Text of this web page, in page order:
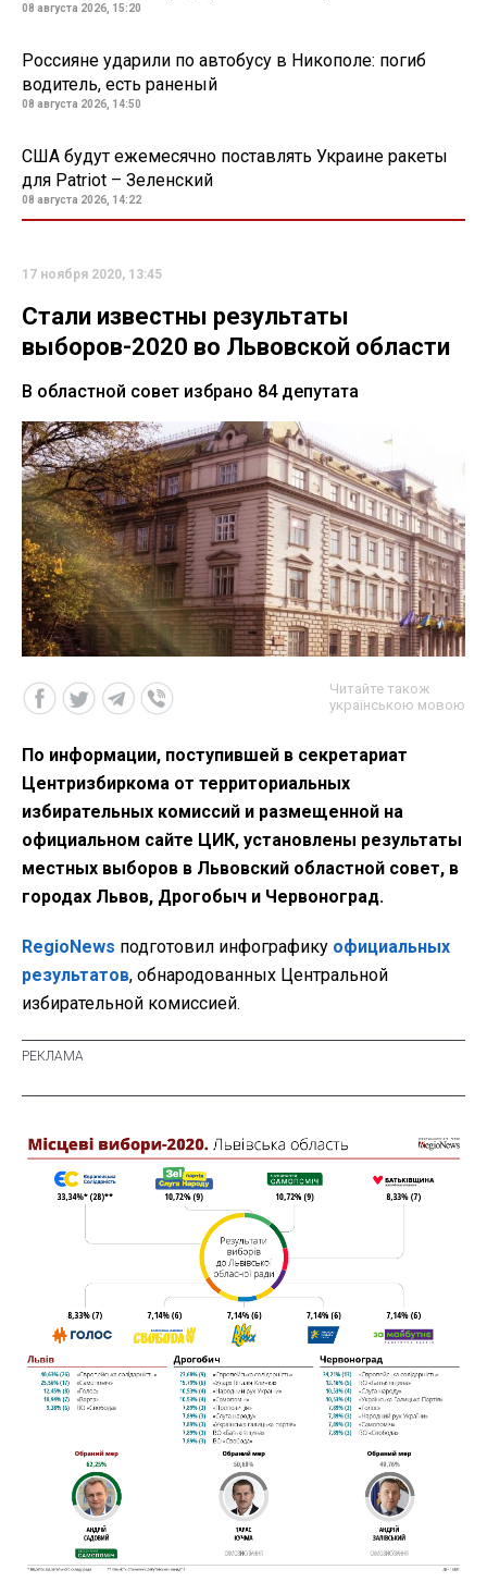
08 августа 2026, 15:20
Россияне ударили по автобусу в Никополе: погиб
водитель, есть раненый
08 августа 2026, 14:50
США будут ежемесячно поставлять Украине ракеты
для Patriot – Зеленский
08 августа 2026, 14:22
17 ноября 2020, 13:45
Стали известны результаты
выборов-2020 во Львовской области
В областной совет избрано 84 депутата
Читайте також
українською мовою
По информации, поступившей в секретариат
Центризбиркома от территориальных
избирательных комиссий и размещенной на
официальном сайте ЦИК, установлены результаты
местных выборов в Львовский областной совет, в
городах Львов, Дрогобыч и Червоноград.
RegioNews подготовил инфографику официальных
результатов, обнародованных Центральной
избирательной комиссией.